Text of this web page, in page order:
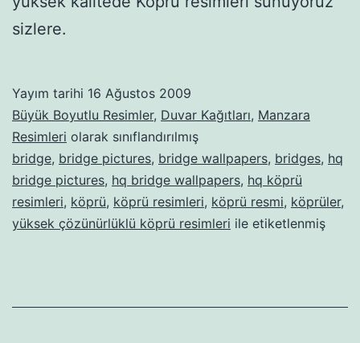
sizlere.
Yayım tarihi 16 Ağustos 2009
Büyük Boyutlu Resimler, Duvar Kağıtları, Manzara
Resimleri olarak sınıflandırılmış
bridge, bridge pictures, bridge wallpapers, bridges, hq
bridge pictures, hq bridge wallpapers, hq köprü
resimleri, köprü, köprü resimleri, köprü resmi, köprüler,
yüksek çözünürlüklü köprü resimleri ile etiketlenmiş